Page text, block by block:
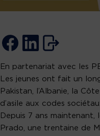
En partenariat avec les
Les jeunes ont fait un
Pakistan, l’Albanie, la
d’asile aux codes
Depuis 7 ans maintenant,
Prado, une trentaine de